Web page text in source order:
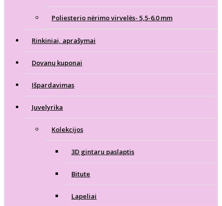
Poliesterio nėrimo virvelės- 5,5-6.0 mm
Rinkiniai, aprašymai
Dovanų kuponai
Išpardavimas
Juvelyrika
Kolekcijos
3D gintaru paslaptis
Bitute
Lapeliai